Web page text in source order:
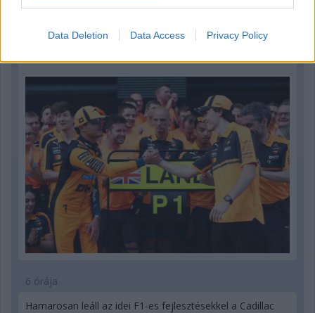
Data Deletion Data Access Privacy Policy
„Lando és Oscar kapcsolata csak még erősebbé vált a
6 órája
Hamarosan leáll az idei F1-es fejlesztésekkel a Cadillac